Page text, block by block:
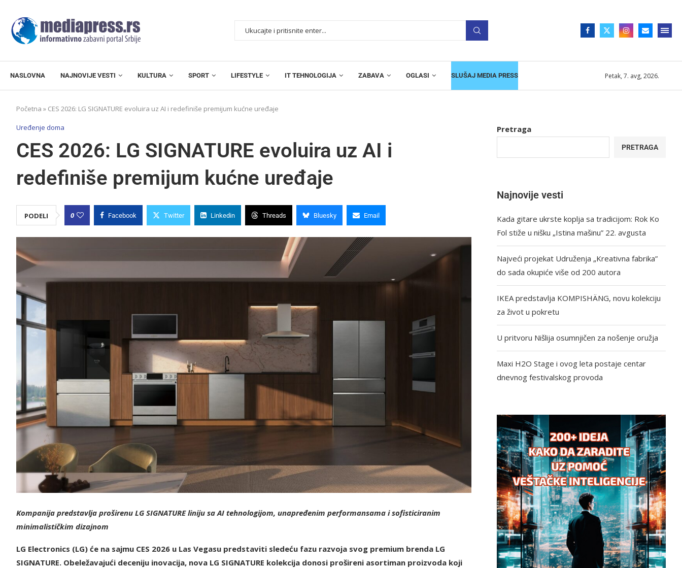
NASLOVNA NAJNOVIJE VESTI KULTURA SPORT LIFESTYLE IT TEHNOLOGIJA ZABAVA OGLASI SLUŠAJ MEDIA PRESS Petak, 7. avg, 2026.
Početna » CES 2026: LG SIGNATURE evoluira uz AI i redefiniše premijum kućne uređaje
Uređenje doma
CES 2026: LG SIGNATURE evoluira uz AI i
redefiniše premijum kućne uređaje
PODELI 0 Facebook Twitter Linkedin Threads Bluesky Email
Kompanija predstavlja proširenu LG SIGNATURE liniju sa AI tehnologijom, unapređenim performansama i sofisticiranim
minimalističkim dizajnom
LG Electronics (LG) će na sajmu CES 2026 u Las Vegasu predstaviti sledeću fazu razvoja svog premium brenda LG
SIGNATURE. Obeležavajući deceniju inovacija, nova LG SIGNATURE kolekcija donosi prošireni asortiman proizvoda koji
Pretraga
PRETRAGA
Najnovije vesti
Kada gitare ukrste koplja sa tradicijom: Rok Ko
Fol stiže u nišku „Istina mašinu” 22. avgusta
Najveći projekat Udruženja „Kreativna fabrika”
do sada okupiće više od 200 autora
IKEA predstavlja KOMPISHÄNG, novu kolekciju
za život u pokretu
U pritvoru Nišlija osumnjičen za nošenje oružja
Maxi H2O Stage i ovog leta postaje centar
dnevnog festivalskog provoda